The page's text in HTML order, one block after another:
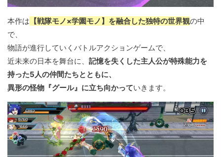
本作は 【戦隊モノ×学園モノ】を融合した独特の世界観の中
で、
物語が進行していくバトルアクションゲームで、
近未来の日本を舞台に、 記憶を失くした主人公が特殊能力を
持った5人の仲間たちとともに、
異形の怪物『グール』に立ち向かっていきます。